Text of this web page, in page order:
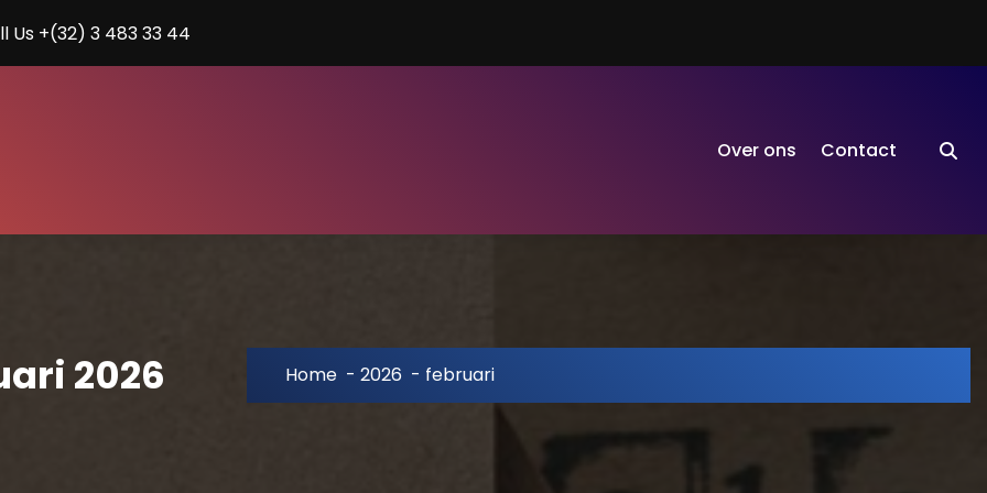
Us +(32) 3 483 33 44
Over ons Contact
2026 Home - 2026 - februari